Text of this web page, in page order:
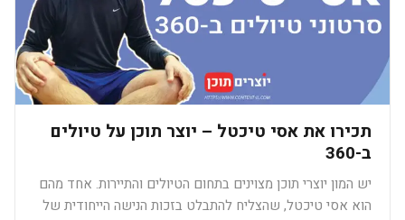
תכירו את אסי טיכטל – יוצר תוכן על טיולים
ב-360
יש המון יוצרי תוכן מצוינים בתחום הטיולים והתיירות. אחד מהם
הוא אסי טיכטל, שהצליח להתבלט בזכות הנישה הייחודית של